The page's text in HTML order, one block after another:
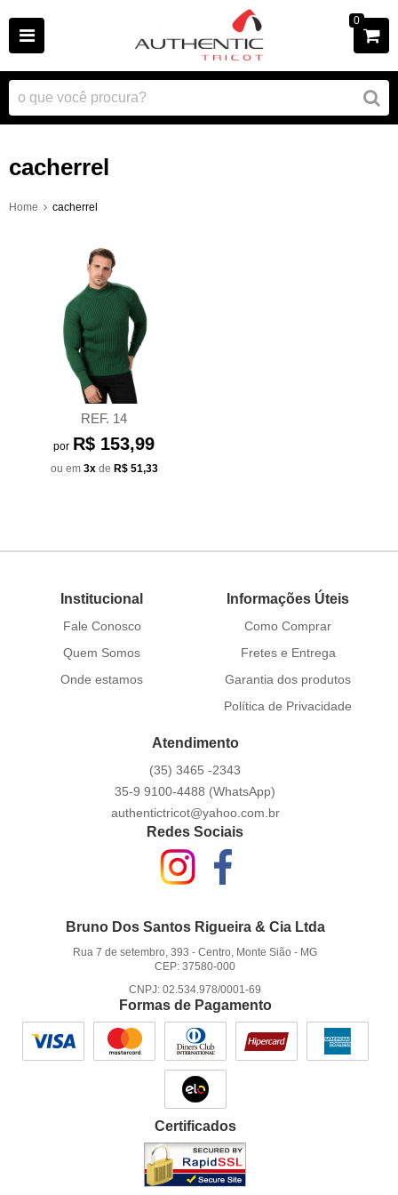
0
cacherrel
Home cacherrel
REF. 14
por R$ 153,99
ou em 3xde R$ 51,33
Institucional
Fale Conosco
Quem Somos
Onde estamos
Informações Úteis
Como Comprar
Fretes e Entrega
Garantia dos produtos
Política de Privacidade
Atendimento
(35) 3465 -2343
35-9 9100-4488 (WhatsApp)
authentictricot@yahoo.com.br
Redes Sociais
Bruno Dos Santos Rigueira & Cia Ltda
Rua 7 de setembro, 393 -Centro, Monte Sião - MG
CEP: 37580-000
CNPJ: 02.534.978/0001-69
Formas de Pagamento
Certificados